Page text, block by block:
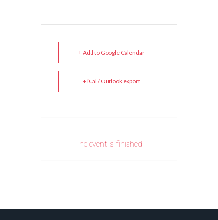
+ Add to Google Calendar
+ iCal / Outlook export
The event is finished.